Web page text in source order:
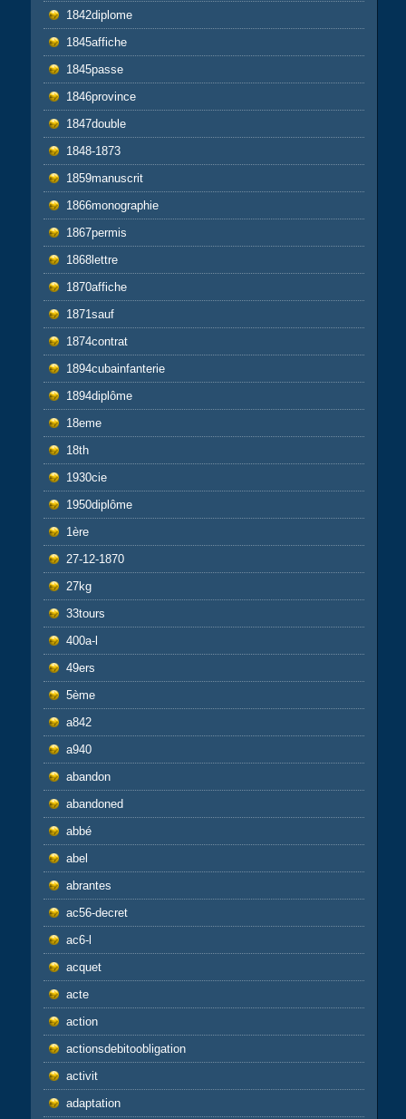
1842diplome
1845affiche
1845passe
1846province
1847double
1848-1873
1859manuscrit
1866monographie
1867permis
1868lettre
1870affiche
1871sauf
1874contrat
1894cubainfanterie
1894diplôme
18eme
18th
1930cie
1950diplôme
1ère
27-12-1870
27kg
33tours
400a-l
49ers
5ème
a842
a940
abandon
abandoned
abbé
abel
abrantes
ac56-decret
ac6-l
acquet
acte
action
actionsdebitoobligation
activit
adaptation